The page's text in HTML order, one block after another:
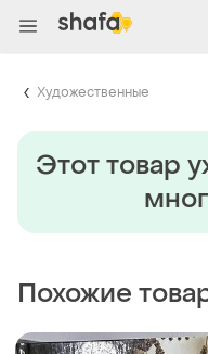
Художественные
Этот товар
Похожие